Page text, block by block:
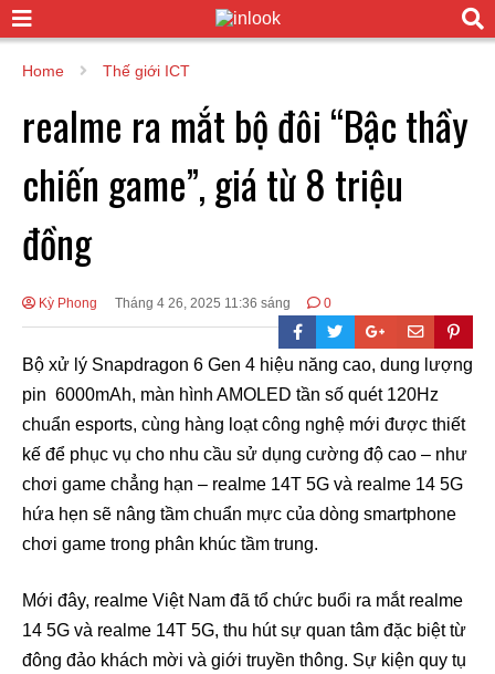
Home Thế giới ICT
realme ra mắt bộ đôi “Bậc thầy
chiến game”, giá từ 8 triệu
đồng
Kỳ Phong Tháng 4 26, 2025 11:36 sáng 0
Bộ xử lý Snapdragon 6 Gen 4 hiệu năng cao, dung lượng
pin 6000mAh, màn hình AMOLED tần số quét 120Hz
chuẩn esports, cùng hàng loạt công nghệ mới được thiết
kế để phục vụ cho nhu cầu sử dụng cường độ cao – như
chơi game chẳng hạn – realme 14T 5G và realme 14 5G
hứa hẹn sẽ nâng tầm chuẩn mực của dòng smartphone
chơi game trong phân khúc tầm trung.
Mới đây, realme Việt Nam đã tổ chức buổi ra mắt realme
14 5G và realme 14T 5G, thu hút sự quan tâm đặc biệt từ
đông đảo khách mời và giới truyền thông. Sự kiện quy tụ